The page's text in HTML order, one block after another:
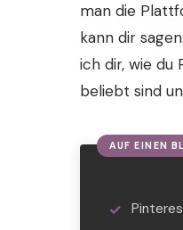
man die
kann dir
ich dir, wie du
beliebt sind